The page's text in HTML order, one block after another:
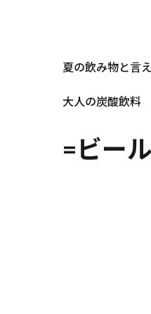
夏の飲み物と言
大人の炭酸飲料
=ビー